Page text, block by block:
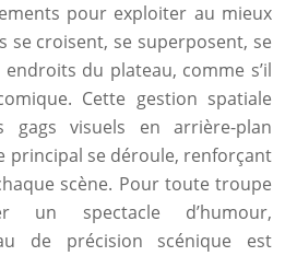
pour exploiter au mieux
se croisent, se superposent, se
du plateau, comme s’il
Cette gestion spatiale
visuels en arrière-plan
principal se déroule, renforçant
scène. Pour toute troupe
un spectacle d’humour,
de précision scénique est